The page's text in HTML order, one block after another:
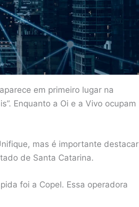
em primeiro lugar na
Enquanto a Oi e a Vivo ocupam
mas é importante destacar
de Santa Catarina.
foi a Copel. Essa operadora